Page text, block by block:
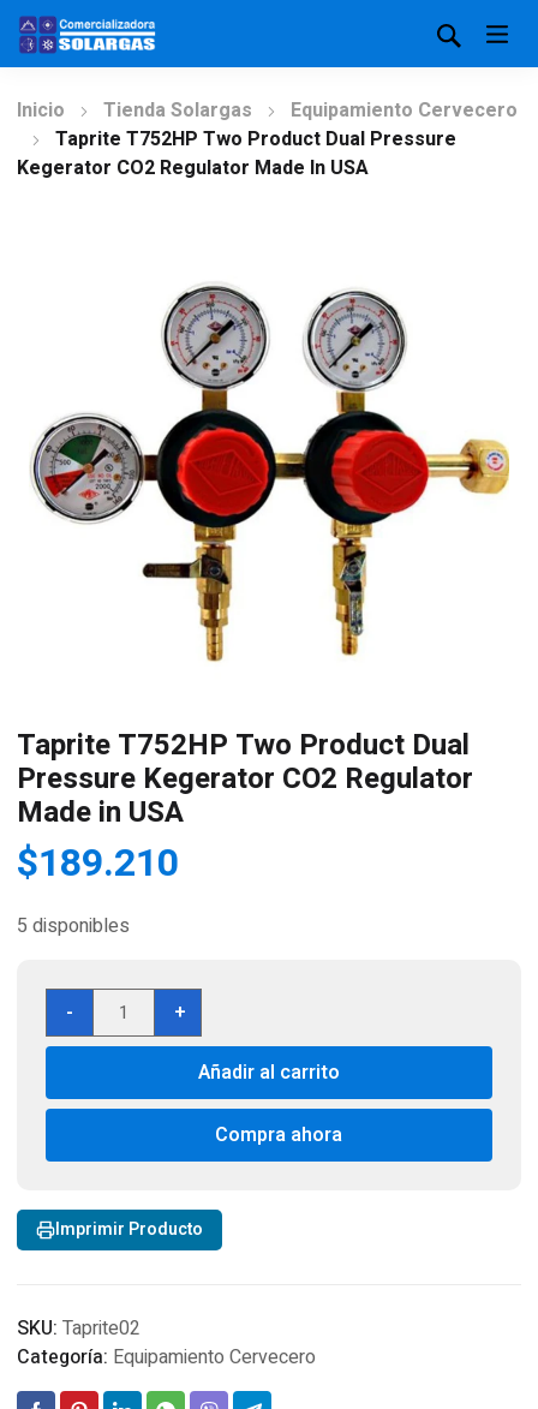
Inicio Tienda Solargas
Equipamiento Cervecero
Taprite T752HP Two Product Dual Pressure
Kegerator CO2 Regulator Made In USA
Taprite T752HP Two Product Dual
Pressure Kegerator CO2 Regulator
Made in USA
$189.210
5 disponibles
-
Taprite
T752HP
Two
Dual
Kegerator
Regulator
Made
cantidad
+
Añadir al carrito
Compra ahora
Imprimir Producto
SKU: Taprite02
Categoría: Equipamiento Cervecero